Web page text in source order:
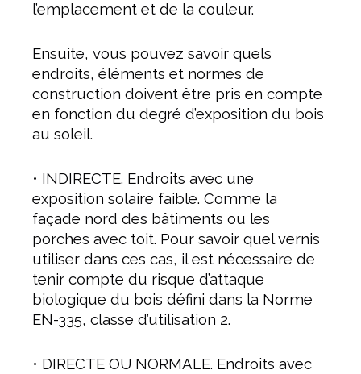
l’emplacement et de la couleur.
Ensuite, vous pouvez savoir quels
endroits, éléments et normes de
construction doivent être pris en compte
en fonction du degré d’exposition du bois
au soleil.
• INDIRECTE. Endroits avec une
exposition solaire faible. Comme la
façade nord des bâtiments ou les
porches avec toit. Pour savoir quel vernis
utiliser dans ces cas, il est nécessaire de
tenir compte du risque d’attaque
biologique du bois défini dans la Norme
EN-335, classe d’utilisation 2.
• DIRECTE OU NORMALE. Endroits avec